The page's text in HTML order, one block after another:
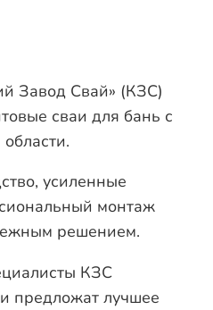
Завод Свай» (КЗС)
сваи для бань с
усиленные
монтаж
решением.
КЗС
предложат лучшее